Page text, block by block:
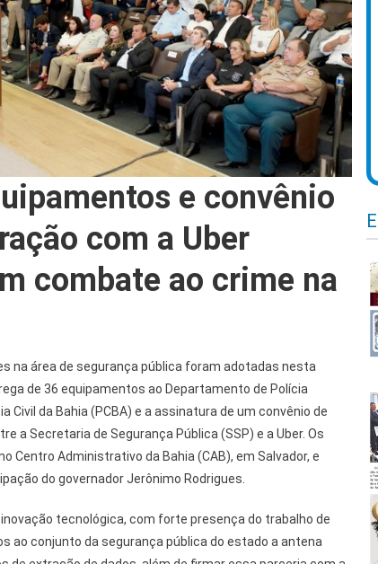
e convênio
com a Uber
combate ao crime na
na área de segurança pública foram adotadas nesta
de 36 equipamentos ao Departamento de Polícia
Civil da Bahia (PCBA) e a assinatura de um convênio de
a Secretaria de Segurança Pública (SSP) e a Uber. Os
Centro Administrativo da Bahia (CAB), em Salvador, e
do governador Jerônimo Rodrigues.
inovação tecnológica, com forte presença do trabalho de
ao conjunto da segurança pública do estado a antena